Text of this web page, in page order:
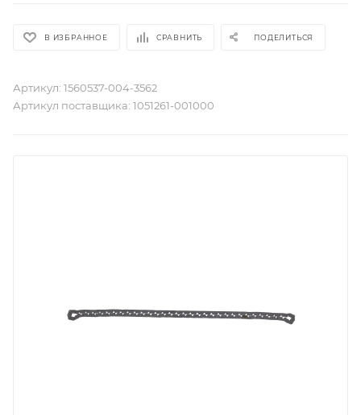
В ИЗБРАННОЕ СРАВНИТЬ ПОДЕЛИТЬСЯ
Артикул: 1560537-004-3562
Артикул поставщика: 1051261-001000